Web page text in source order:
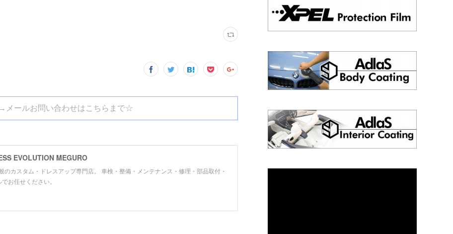
ールお問い合わせはこちらまで☆
EVOLUTION MEGURO
カスタム・ドレスアップ専門店。 車検・整備・メンテナンス・修理・部品取付・
お任せください。